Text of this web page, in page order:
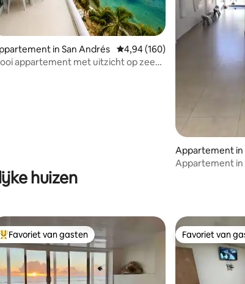
van 4,97 uit 5, 35 recensies
in San Andrés Gemiddelde beoordeling van
4,94 (160)
appartement met uitzicht op zee
Appartement in
Appartement in
huizen
Topfavoriet van gasten
Favoriet van gasten Favoriet van
Favoriet van